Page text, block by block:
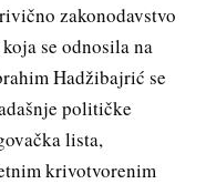
zakonodavstvo
se odnosila na
Hadžibajrić se
političke
lista,
krivotvorenim